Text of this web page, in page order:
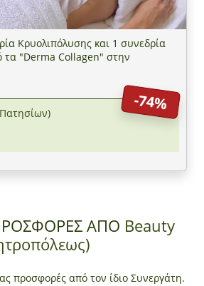
Κρυολιπόλυσης και 1 συνεδρία
τα "Derma Collagen" στην
-74%
ΑΠΟ Beauty
προσφορές από τον ίδιο Συνεργάτη.